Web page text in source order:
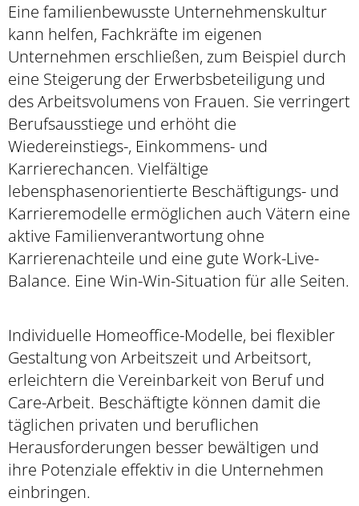
Eine familienbewusste Unternehmenskultur
kann helfen, Fachkräfte im eigenen
Unternehmen erschließen, zum Beispiel durch
eine Steigerung der Erwerbsbeteiligung und
des Arbeitsvolumens von Frauen. Sie verringert
Berufsausstiege und erhöht die
Wiedereinstiegs-, Einkommens- und
Karrierechancen. Vielfältige
lebensphasenorientierte Beschäftigungs- und
Karrieremodelle ermöglichen auch Vätern eine
aktive Familienverantwortung ohne
Karrierenachteile und eine gute Work-Live-
Balance. Eine Win-Win-Situation für alle Seiten.
Individuelle Homeoffice-Modelle, bei flexibler
Gestaltung von Arbeitszeit und Arbeitsort,
erleichtern die Vereinbarkeit von Beruf und
Care-Arbeit. Beschäftigte können damit die
täglichen privaten und beruflichen
Herausforderungen besser bewältigen und
ihre Potenziale effektiv in die Unternehmen
einbringen.